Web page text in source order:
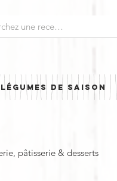
DE SAISON
pâtisserie & desserts